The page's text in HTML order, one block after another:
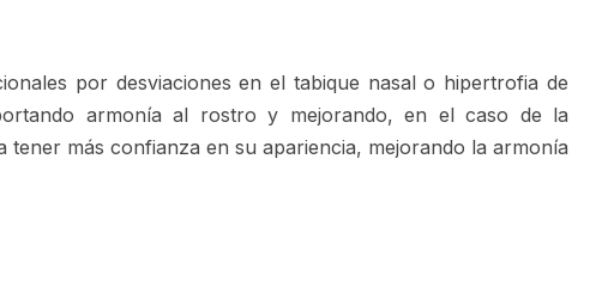
por desviaciones en el tabique nasal o hipertrofia de
armonía al rostro y mejorando, en el caso de la
más confianza en su apariencia, mejorando la armonía